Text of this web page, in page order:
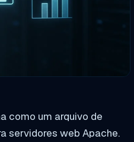
como um arquivo de
servidores web Apache.